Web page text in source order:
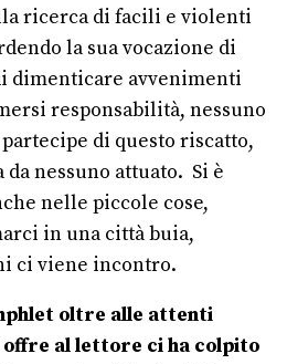
ricerca di facili e violenti
la sua vocazione di
dimenticare avvenimenti
responsabilità, nessuno
di questo riscatto,
da nessuno attuato. Si è
nelle piccole cose,
in una città buia,
ci viene incontro.
oltre alle attenti
offre al lettore ci ha colpito